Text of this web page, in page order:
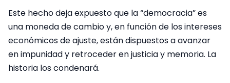
Este hecho deja expuesto que la “democracia” es
una moneda de cambio y, en función de los intereses
económicos de ajuste, están dispuestos a avanzar
en impunidad y retroceder en justicia y memoria. La
historia los condenará.